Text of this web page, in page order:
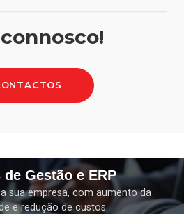
Gestão e ERP
sua empresa, com aumento da
e redução de custos.